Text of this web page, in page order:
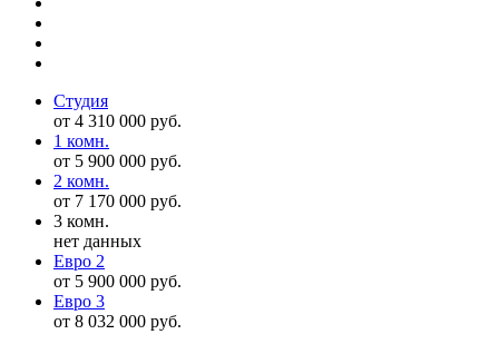
Студия
от 4 310 000 руб.
1 комн.
от 5 900 000 руб.
2 комн.
от 7 170 000 руб.
3 комн.
нет данных
Евро 2
от 5 900 000 руб.
Евро 3
от 8 032 000 руб.